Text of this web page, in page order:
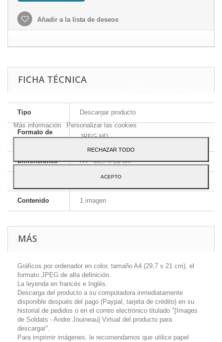
Añadir a la lista de deseos
FICHA TÉCNICA
Tipo Descargar producto
Formato de
JPEG HD
Dimensiones A4 - 29,7 x 21 cm
Inglés y francés
Contenido 1 imagen
MÁS
Gráficos por ordenador en color, tamaño A4 (29,7 x 21 cm), el
formato JPEG de alta definición.
La leyenda en francés e Inglés.
Descarga del producto a su computadora inmediatamente
disponible después del pago (Paypal, tarjeta de crédito) en su
historial de pedidos o en el correo electrónico titulado "[Images
de Soldats - Andre Jouineau] Virtual del producto para
descargar".
Para imprimir imágenes, le recomendamos que utilice papel
preferencias mediante el análisis de sus hábitos de navegación.
Para dar su consentimiento sobre su uso pulse el botón Acepto.
Más información Personalizar las cookies
RECHAZAR TODO
ACEPTO